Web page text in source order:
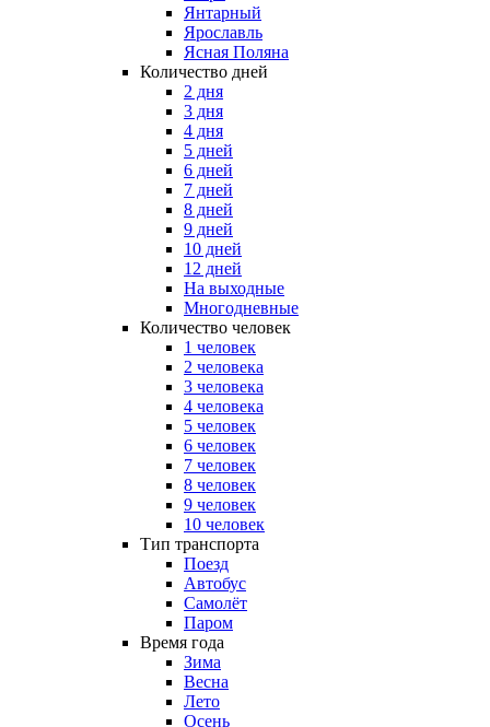
Янтарный
Ярославль
Ясная Поляна
Количество дней
2 дня
3 дня
4 дня
5 дней
6 дней
7 дней
8 дней
9 дней
10 дней
12 дней
На выходные
Многодневные
Количество человек
1 человек
2 человека
3 человека
4 человека
5 человек
6 человек
7 человек
8 человек
9 человек
10 человек
Тип транспорта
Поезд
Автобус
Самолёт
Паром
Время года
Зима
Весна
Лето
Осень